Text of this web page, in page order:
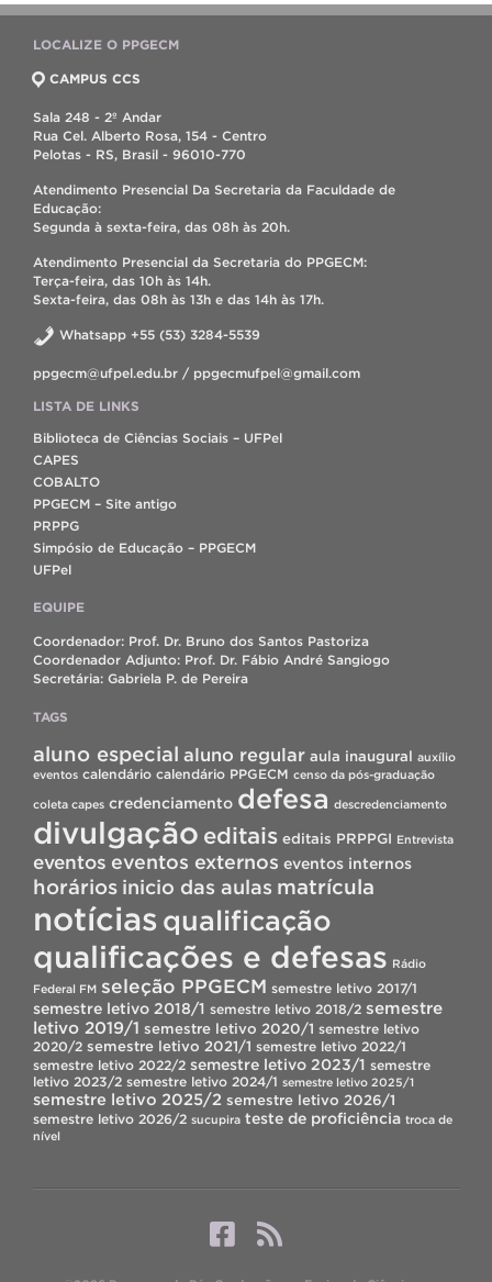
LOCALIZE O PPGECM
CAMPUS CCS
Sala 248 - 2º Andar
Rua Cel. Alberto Rosa, 154 - Centro
Pelotas - RS, Brasil - 96010-770
Atendimento Presencial Da Secretaria da Faculdade de
Educação:
Segunda à sexta-feira, das 08h às 20h.
Atendimento Presencial da Secretaria do PPGECM:
Terça-feira, das 10h às 14h.
Sexta-feira, das 08h às 13h e das 14h às 17h.
Whatsapp +55 (53) 3284-5539
ppgecm@ufpel.edu.br / ppgecmufpel@gmail.com
LISTA DE LINKS
Biblioteca de Ciências Sociais – UFPel
CAPES
COBALTO
PPGECM – Site antigo
PRPPG
Simpósio de Educação – PPGECM
UFPel
EQUIPE
Coordenador: Prof. Dr. Bruno dos Santos Pastoriza
Coordenador Adjunto: Prof. Dr. Fábio André Sangiogo
Secretária: Gabriela P. de Pereira
TAGS
aluno especial aluno regular aula inaugural auxílio
eventos calendário calendário PPGECM censo da pós-graduação
coleta capes credenciamento defesa descredenciamento
divulgação editais editais PRPPGI Entrevista
eventos eventos externos eventos internos
horários inicio das aulas matrícula
notícias qualificação
qualificações e defesas Rádio
Federal FM seleção PPGECM semestre letivo 2017/1
semestre letivo 2018/1 semestre letivo 2018/2 semestre
letivo 2019/1 semestre letivo 2020/1 semestre letivo
2020/2 semestre letivo 2021/1 semestre letivo 2022/1
semestre letivo 2022/2 semestre letivo 2023/1 semestre
letivo 2023/2 semestre letivo 2024/1 semestre letivo 2025/1
semestre letivo 2025/2 semestre letivo 2026/1
semestre letivo 2026/2 sucupira teste de proficiência troca de
nível